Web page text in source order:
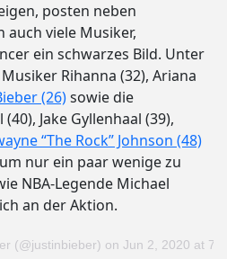
posten neben
viele Musiker,
ein schwarzes Bild. Unter
Rihanna (32), Ariana
(26)sowie die
Jake Gyllenhaal (39),
“The Rock” Johnson (48)
nur ein paar wenige zu
NBA-Legende Michael
an der Aktion.
(@justinbieber) on Jun 2, 2020 at